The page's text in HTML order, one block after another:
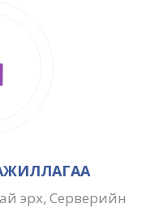
эрх, Серверийн